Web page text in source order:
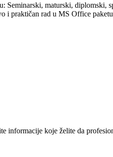
Seminarski, maturski, diplomski,
i praktičan rad u MS Office paketu
informacije koje želite da